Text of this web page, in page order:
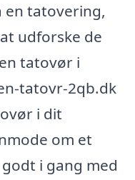
en tatovering,
udforske de
tatovør i
tatovr-2qb.dk
i dit
om et
i gang med